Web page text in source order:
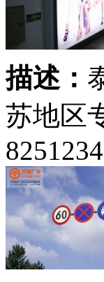
描述：
苏地区